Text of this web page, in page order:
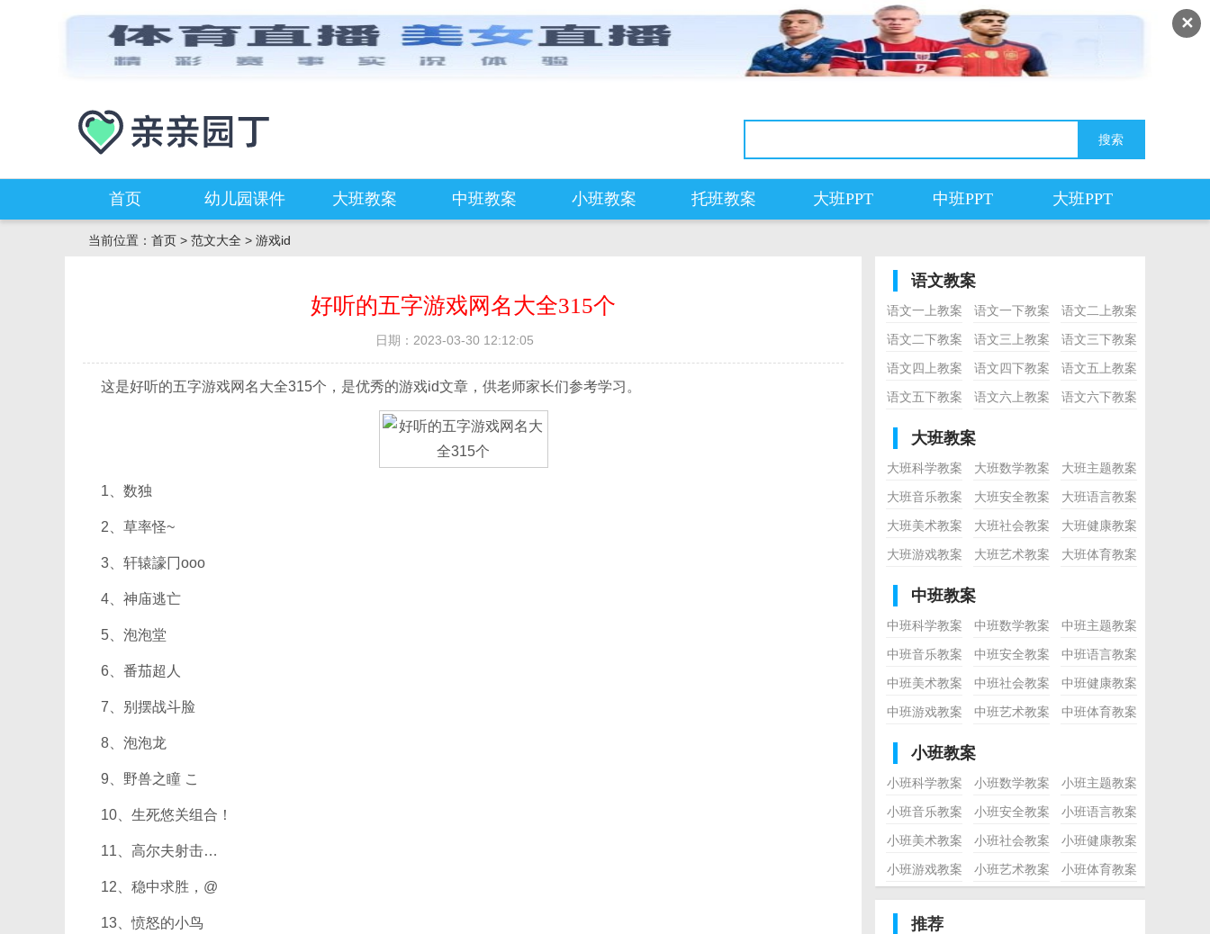
✕
首页 幼儿园课件 大班教案 中班教案 小班教案 托班教案 大班PPT 中班PPT 大班PPT
当前位置： 首页 > 范文大全 > 游戏id
好听的五字游戏网名大全315个
日期：2023-03-30 12:12:05
这是好听的五字游戏网名大全315个，是优秀的游戏id文章，供老师家长们参考学习。
1、数独
2、草率怪~
3、轩辕譹冂oоο
4、神庙逃亡
5、泡泡堂
6、番茄超人
7、别摆战斗脸
8、泡泡龙
9、野兽之瞳 こ
10、生死悠关组合！
11、高尔夫射击…
12、稳中求胜，@
13、愤怒的小鸟
语文教案
语文一上教案 语文一下教案
语文二上教案
语文二下教案
语文三上教案
语文三下教案
语文四上教案
语文四下教案
语文五上教案
语文五下教案
语文六上教案 语文六下教案
大班教案
大班科学教案 大班数学教案
大班主题教案
大班音乐教案
大班安全教案
大班语言教案
大班美术教案
大班社会教案
大班健康教案
大班游戏教案
大班艺术教案 大班体育教案
中班教案
中班科学教案 中班数学教案
中班主题教案
中班音乐教案
中班安全教案
中班语言教案
中班美术教案
中班社会教案
中班健康教案
中班游戏教案
中班艺术教案 中班体育教案
小班教案
小班科学教案 小班数学教案
小班主题教案
小班音乐教案
小班安全教案
小班语言教案
小班美术教案
小班社会教案
小班健康教案
小班游戏教案
小班艺术教案 小班体育教案
推荐